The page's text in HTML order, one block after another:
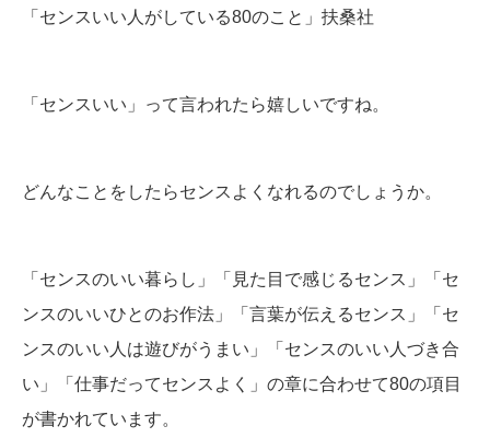
「センスいい人がしている80のこと」扶桑社
「センスいい」って言われたら嬉しいですね。
どんなことをしたらセンスよくなれるのでしょうか。
「センスのいい暮らし」「見た目で感じるセンス」「セ
ンスのいいひとのお作法」「言葉が伝えるセンス」「セ
ンスのいい人は遊びがうまい」「センスのいい人づき合
い」「仕事だってセンスよく」の章に合わせて80の項目
が書かれています。